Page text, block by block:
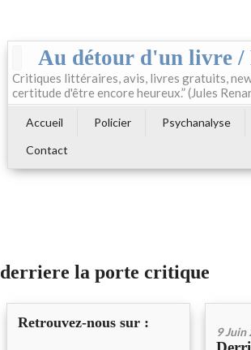
Au détour d'un livre
Critiques littéraires, avis, livres gratuits,
certitude d'être encore heureux.” (Jules
Accueil Policier Psychanalyse
Contact
derriere la porte critique
Retrouvez-nous sur :
9 Juin